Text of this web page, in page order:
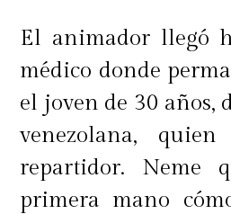
El animador llegó
médico donde
el joven de 30 años,
venezolana,
repartidor. Neme
primera mano